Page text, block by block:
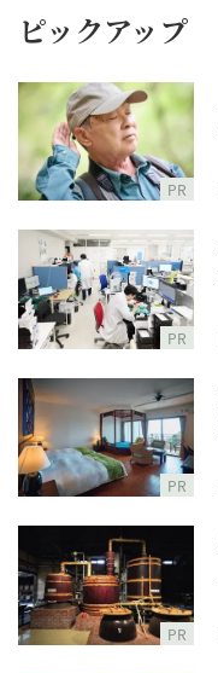
ピックアップ
PR
PR
PR
PR